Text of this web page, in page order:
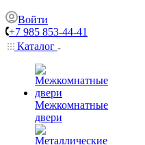
Войти
+7 985 853-44-41
Каталог
Межкомнатные
двери